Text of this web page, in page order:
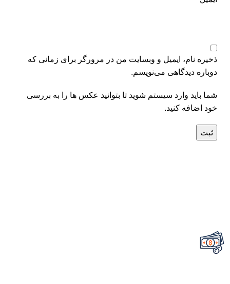
ذخیره نام، ایمیل و وبسایت من در مرورگر برای زمانی که
دوباره دیدگاهی می‌نویسم.
شما باید وارد سیستم شوید تا بتوانید عکس ها را به بررسی
خود اضافه کنید.